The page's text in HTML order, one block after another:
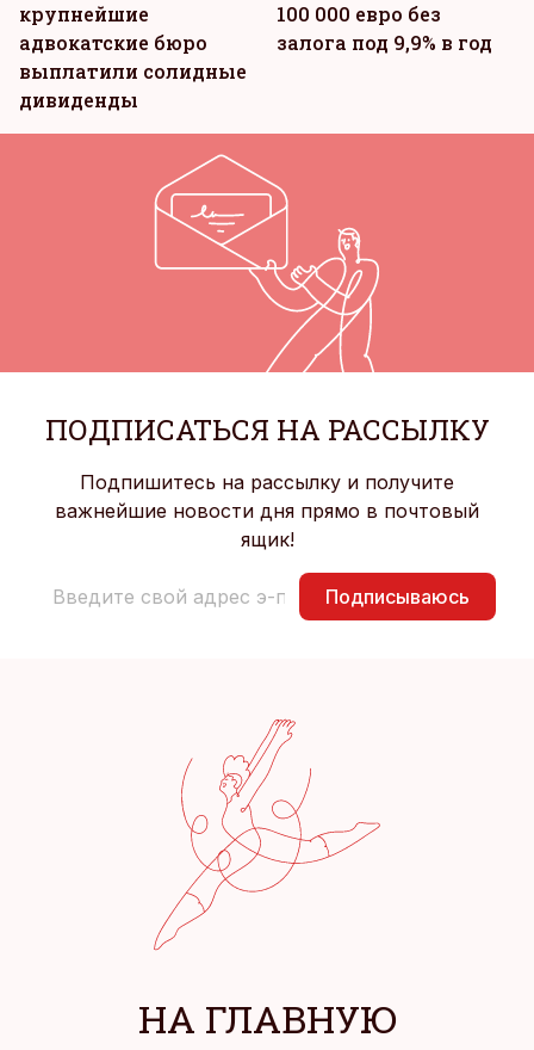
крупнейшие
адвокатские бюро
выплатили солидные
дивиденды
100 000 евро без
залога под 9,9% в год
ПОДПИСАТЬСЯ НА РАССЫЛКУ
Подпишитесь на рассылку и получите
важнейшие новости дня прямо в почтовый
ящик!
Подписываюсь
НА ГЛАВНУЮ